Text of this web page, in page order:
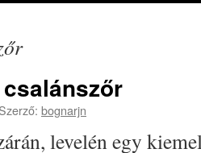
Szerző: bognarjn
levelén egy